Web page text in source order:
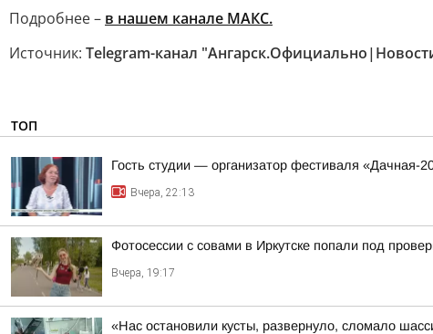
Подробнее – в нашем канале МАКС.
Источник: Telegram-канал
ТОП
Гость студии — организатор фестиваля «Дачная-
Вчера, 22:13
Фотосессии с совами в Иркутске попали под
Вчера, 19:17
«Нас остановили кусты, развернуло, сломало